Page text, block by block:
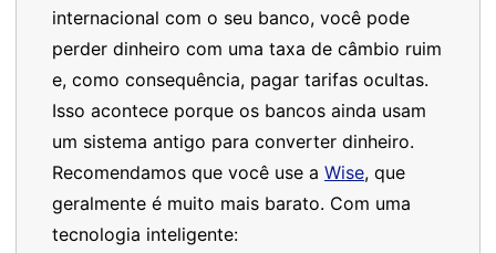
internacional com o seu banco, você pode
perder dinheiro com uma taxa de câmbio ruim
e, como consequência, pagar tarifas ocultas.
Isso acontece porque os bancos ainda usam
um sistema antigo para converter dinheiro.
Recomendamos que você use a Wise, que
geralmente é muito mais barato. Com uma
tecnologia inteligente: